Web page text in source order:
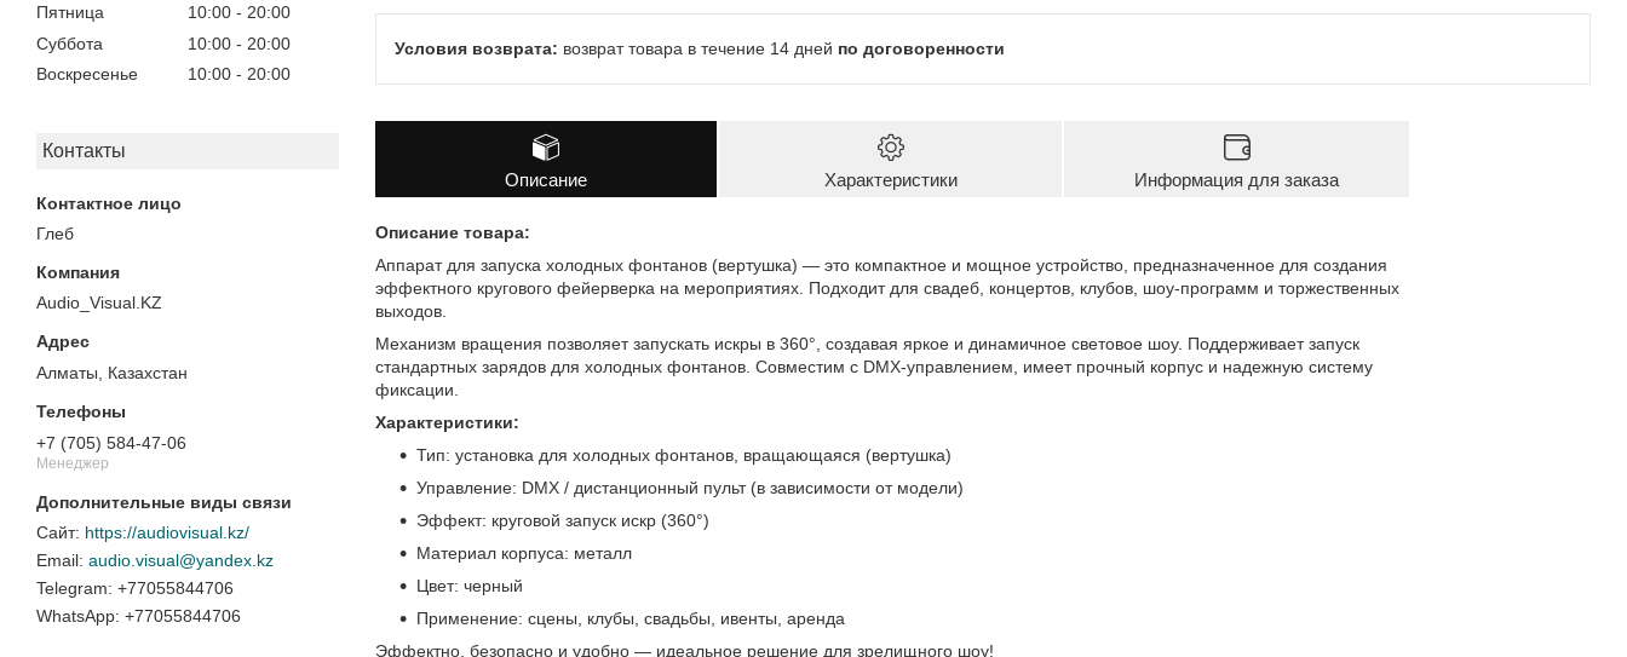
Пятница
10:00
20:00
Суббота
10:00
20:00
Воскресенье
10:00 20:00
Контакты
Глеб
Audio_Visual.KZ
Алматы, Казахстан
+7 (705) 584-47-06
Менеджер
https://audiovisual.kz/
audio.visual@yandex.kz
+77055844706
+77055844706
возврат товара в течение 14 дней по договоренности
Описание Характеристики Информация для заказа
Описание товара:
Аппарат для запуска холодных фонтанов (вертушка) — это компактное и мощное устройство, предназначенное для создания
эффектного кругового фейерверка на мероприятиях. Подходит для свадеб, концертов, клубов, шоу-программ и торжественных
выходов.
Механизм вращения позволяет запускать искры в 360°, создавая яркое и динамичное световое шоу. Поддерживает запуск
стандартных зарядов для холодных фонтанов. Совместим с DMX-управлением, имеет прочный корпус и надежную систему
фиксации.
Характеристики:
Тип: установка для холодных фонтанов, вращающаяся (вертушка)
Управление: DMX / дистанционный пульт (в зависимости от модели)
Эффект: круговой запуск искр (360°)
Материал корпуса: металл
Цвет: черный
Применение: сцены, клубы, свадьбы, ивенты, аренда
Эффектно, безопасно и удобно — идеальное решение для зрелищного шоу!